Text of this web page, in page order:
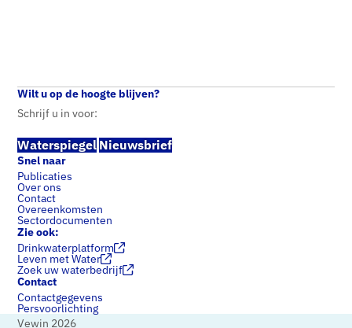
Wilt u op de hoogte blijven?
Schrijf u in voor:
Waterspiegel Nieuwsbrief
Snel naar
Publicaties
Over ons
Contact
Overeenkomsten
Sectordocumenten
Zie ook:
Drinkwaterplatform
Leven met Water
Zoek uw waterbedrijf
Contact
Contactgegevens
Persvoorlichting
Vewin 2026